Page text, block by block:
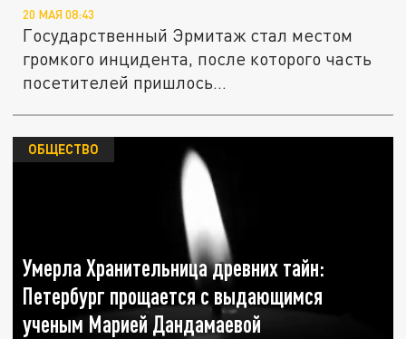
20 МАЯ 08:43
Государственный Эрмитаж стал местом
громкого инцидента, после которого часть
посетителей пришлось...
Умерла Хранительница древних тайн:
Петербург прощается с выдающимся
ученым Марией Дандамаевой
ОБЩЕСТВО